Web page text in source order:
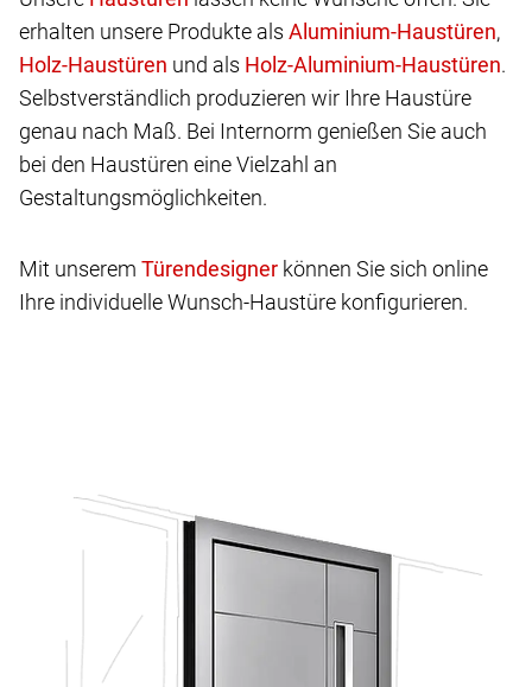
erhalten unsere Produkte als
,
und als
.
Selbstverständlich produzieren wir Ihre Haustüre
genau nach Maß. Bei Internorm genießen Sie auch
bei den Haustüren eine Vielzahl an
Gestaltungsmöglichkeiten.
Mit unserem
können Sie sich online
Ihre individuelle Wunsch-Haustüre konfigurieren.